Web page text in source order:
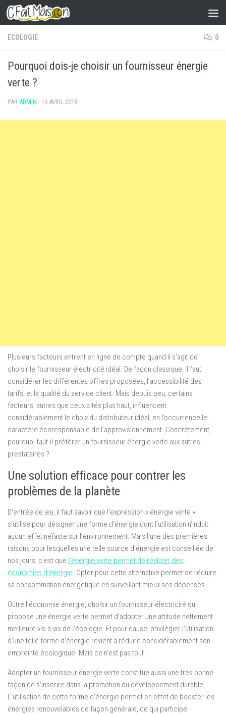
Skip to content
ECOLOGIE 0
Pourquoi dois-je choisir un fournisseur énergie
verte ?
PAR ADMIN · 19 AVRIL 2018
Plusieurs facteurs entrent en ligne de compte quand il s’agit de
choisir le fournisseur électricité idéal. De façon classique, il faut
considérer les différentes offres proposées, l’accessibilité des
tarifs, et la qualité du service client. Mais depuis peu, certains
facteurs, autres que ceux cités plus haut, influencent
considérablement le choix du distributeur idéal, en l’occurrence le
caractère écoresponsable de l’approvisionnement. Concrètement,
pourquoi faut-il préférer un fournisseur énergie verte aux autres
prestataires ?
Une solution efficace pour contrer les
problèmes de la planète
D’entrée de jeu, il faut savoir que l’expression « énergie verte »
s’utilise pour désigner une forme d’énergie dont l’utilisation n’induit
aucun effet néfaste sur l’environnement. Mais l’une des premières
raisons pour lesquelles une telle source d’énergie est conseillée de
nos jours, c’est que l’énergie verte permet de réaliser des
économies d’énergie. Opter pour cette alternative permet de réduire
sa consommation énergétique en surveillant mieux ses dépenses.
Outre l’économie énergie, choisir un fournisseur électricité qui
propose une énergie verte permet d’adopter une attitude nettement
meilleure vis-à-vis de l’écologie. Et pour cause, privilégier l’utilisation
d’une telle forme d’énergie revient à réduire considérablement son
empreinte écologique. Mais ce n’est pas tout !
Adopter un fournisseur énergie verte constitue aussi une très bonne
façon de s’inscrire dans la promotion du développement durable.
L’utilisation de cette forme d’énergie permet en effet de booster les
énergies renouvelables de façon générale, ce qui participe